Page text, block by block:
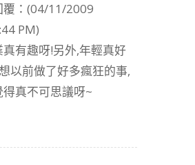
覆：(04/11/2009
PM)
有趣呀!另外,年輕真好
以前做了好多瘋狂的事,
真不可思議呀~